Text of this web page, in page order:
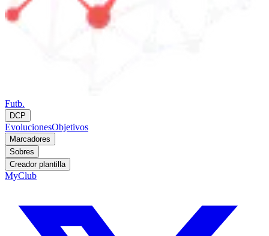
Futb.
DCP
EvolucionesObjetivos
Marcadores
Sobres
Creador plantilla
MyClub